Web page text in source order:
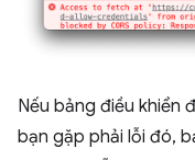
Nếu bảng điều khiển
bạn gặp phải lỗi đó,